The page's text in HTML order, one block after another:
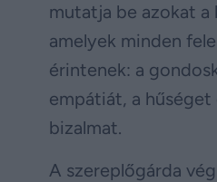
mutatja be azokat a
amelyek minden
érintenek: a
empátiát, a hűséget
bizalmat.
A szereplőgárda